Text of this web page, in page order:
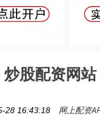
股配资网
28 16:43:18 网上配资